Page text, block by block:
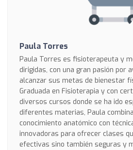
Paula Torres
Paula Torres es fisioterapeuta y
dirigidas, con una gran pasión por
alcanzar sus metas de bienestar
Graduada en Fisioterapia y con
diversos cursos donde se ha ido
diferentes materias, Paula
conocimiento anatómico con
innovadoras para ofrecer clases
efectivas sino también seguras y